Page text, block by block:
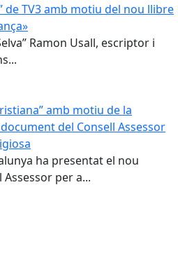
de TV3 amb motiu del nou llibre
Ramon Usall, escriptor i
amb motiu de la
del Consell Assessor
ha presentat el nou
per a...